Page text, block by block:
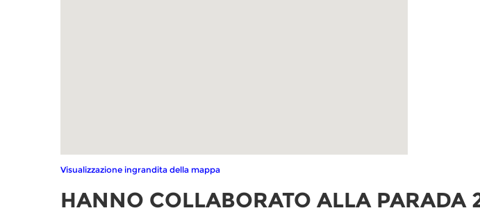
Visualizzazione ingrandita della mappa
HANNO COLLABORATO ALLA PARADA